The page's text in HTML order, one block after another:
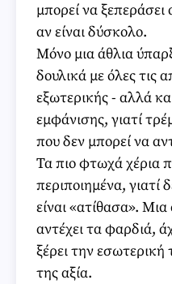
μπορεί να
αν είναι δύσκολο.
Μόνο μια άθλια
δουλικά με όλες τις
εξωτερικής - αλλά
εμφάνισης, γιατί
που δεν μπορεί να
Τα πιο φτωχά χέρια
περιποιημένα, γιατί
είναι «ατίθασα».
αντέχει τα φαρδιά,
ξέρει την εσωτερική
της αξία.